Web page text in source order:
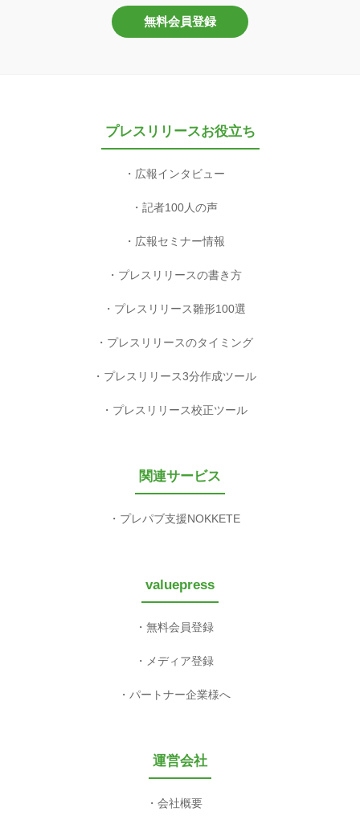
無料会員登録
プレスリリースお役立ち
広報インタビュー
記者100人の声
広報セミナー情報
プレスリリースの書き方
プレスリリース雛形100選
プレスリリースのタイミング
プレスリリース3分作成ツール
プレスリリース校正ツール
関連サービス
プレパブ支援NOKKETE
valuepress
無料会員登録
メディア登録
パートナー企業様へ
運営会社
会社概要